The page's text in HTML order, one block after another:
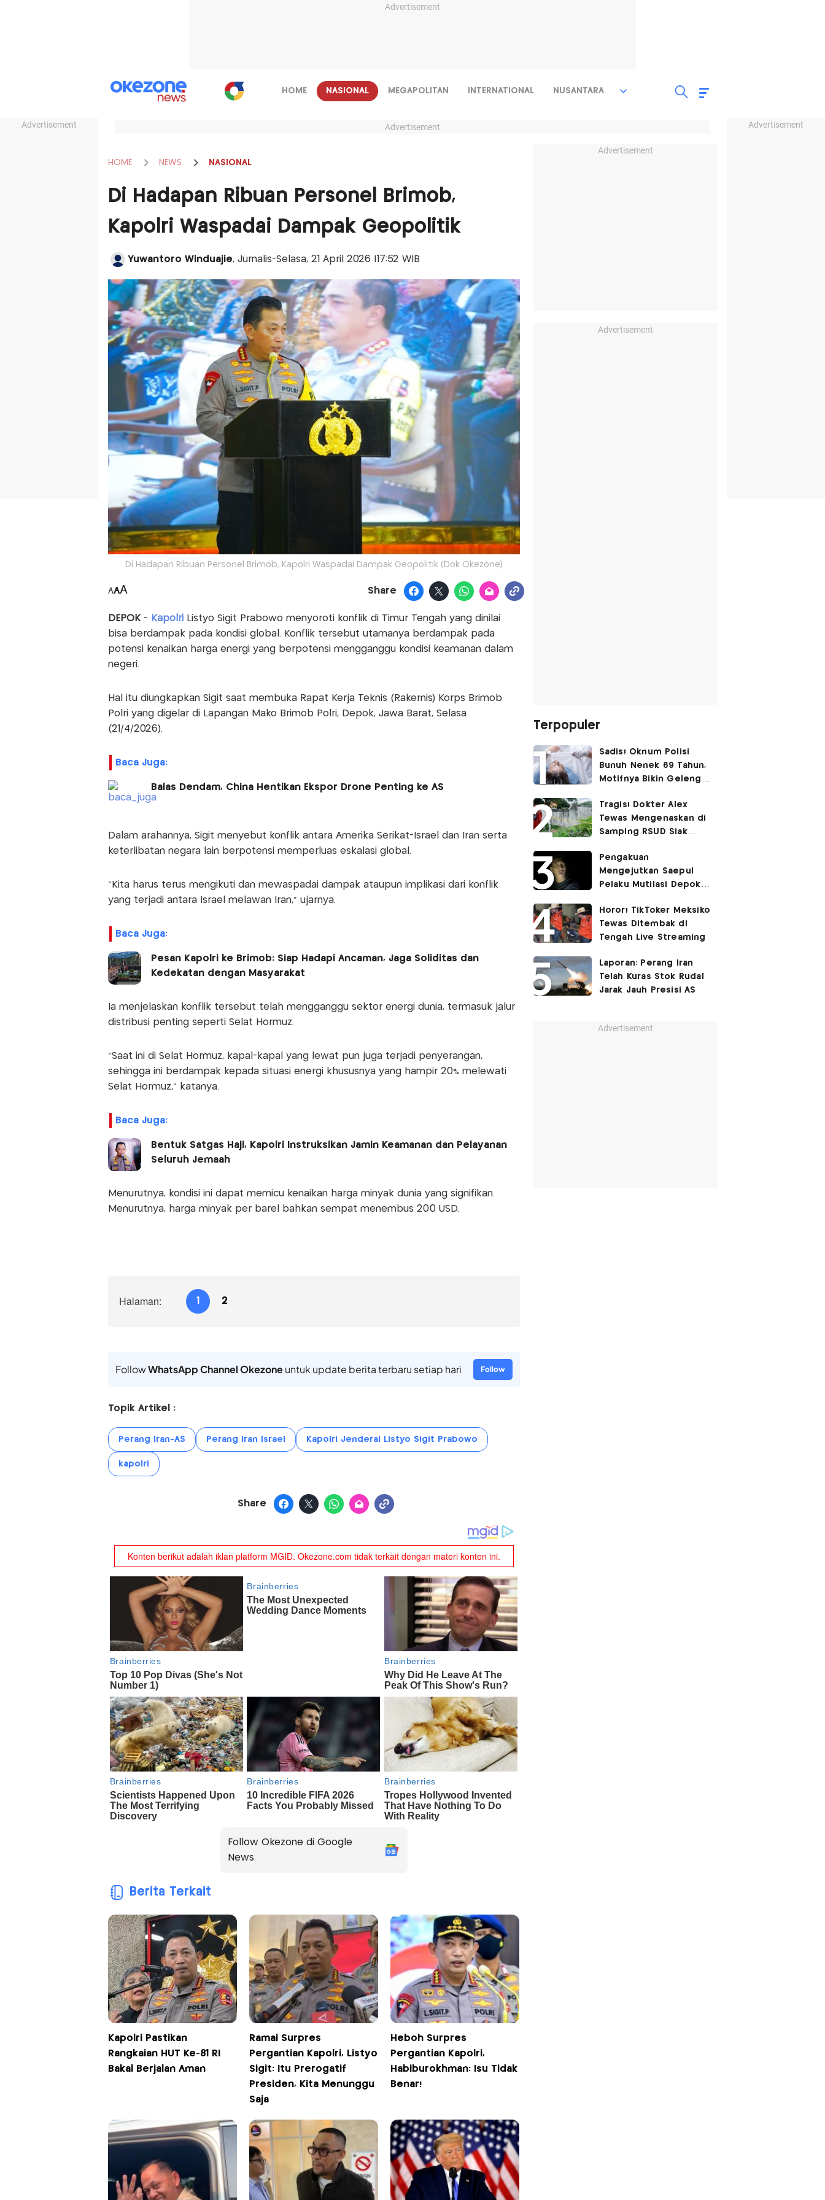
Advertisement
Advertisement Advertisement
HOME NASIONAL MEGAPOLITAN INTERNATIONAL NUSANTARA
Advertisement
HOME NEWS NASIONAL
Di Hadapan Ribuan Personel Brimob,
Kapolri Waspadai Dampak Geopolitik
Yuwantoro Winduajie, Jurnalis-Selasa, 21 April 2026 |17:52 WIB
Di Hadapan Ribuan Personel Brimob, Kapolri Waspadai Dampak Geopolitik (Dok Okezone)
AAA Share
DEPOK- Kapolri Listyo Sigit Prabowo menyoroti konflik di Timur Tengah yang dinilai
bisa berdampak pada kondisi global. Konflik tersebut utamanya berdampak pada
potensi kenaikan harga energi yang berpotensi mengganggu kondisi keamanan dalam
negeri.
Hal itu diungkapkan Sigit saat membuka Rapat Kerja Teknis (Rakernis) Korps Brimob
Polri yang digelar di Lapangan Mako Brimob Polri, Depok, Jawa Barat, Selasa
(21/4/2026).
Baca Juga:
Balas Dendam, China Hentikan Ekspor Drone Penting ke AS
Dalam arahannya, Sigit menyebut konflik antara Amerika Serikat-Israel dan Iran serta
keterlibatan negara lain berpotensi memperluas eskalasi global.
“Kita harus terus mengikuti dan mewaspadai dampak ataupun implikasi dari konflik
yang terjadi antara Israel melawan Iran,” ujarnya.
Baca Juga:
Pesan Kapolri ke Brimob: Siap Hadapi Ancaman, Jaga Soliditas dan
Kedekatan dengan Masyarakat
Ia menjelaskan konflik tersebut telah mengganggu sektor energi dunia, termasuk jalur
distribusi penting seperti Selat Hormuz.
“Saat ini di Selat Hormuz, kapal-kapal yang lewat pun juga terjadi penyerangan,
sehingga ini berdampak kepada situasi energi khususnya yang hampir 20% melewati
Selat Hormuz,” katanya.
Baca Juga:
Bentuk Satgas Haji, Kapolri Instruksikan Jamin Keamanan dan Pelayanan
Seluruh Jemaah
Menurutnya, kondisi ini dapat memicu kenaikan harga minyak dunia yang signifikan.
Menurutnya, harga minyak per barel bahkan sempat menembus 200 USD.
Halaman: 1 2
FollowWhatsApp Channel Okezoneuntuk update berita terbaru setiap hari Follow
Topik Artikel :
Perang Iran-AS Perang Iran Israel Kapolri Jenderal Listyo Sigit Prabowo
kapolri
Share
Follow Okezone di Google
News
Berita Terkait
Kapolri Pastikan
Rangkaian HUT Ke-81 RI
Bakal Berjalan Aman
Ramai Surpres
Pergantian Kapolri, Listyo
Sigit: Itu Prerogatif
Presiden, Kita Menunggu
Saja
Heboh Surpres
Pergantian Kapolri,
Habiburokhman: Isu Tidak
Benar!
Advertisement
Advertisement
Terpopuler
Sadis! Oknum Polisi
Bunuh Nenek 69 Tahun,
Motifnya Bikin Geleng
Tragis! Dokter Alex
Tewas Mengenaskan di
Samping RSUD Siak
Rocuronium
Pengakuan
Mengejutkan Saepul
Pelaku Mutilasi Depok:
Korban di Kontrakan
Horor! TikToker Meksiko
Tewas Ditembak di
Tengah Live Streaming
Laporan: Perang Iran
Telah Kuras Stok Rudal
Jarak Jauh Presisi AS
Advertisement